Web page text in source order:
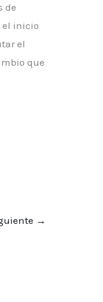
de
el inicio
el
que
→